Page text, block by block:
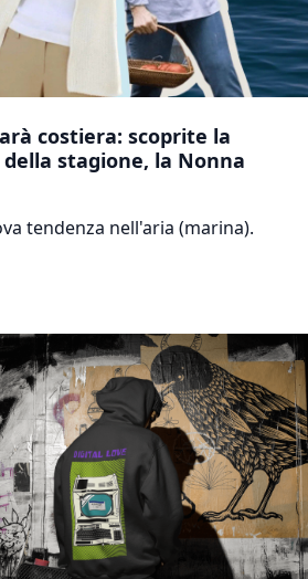
costiera: scoprite la
stagione, la Nonna
tendenza nell'aria (marina).